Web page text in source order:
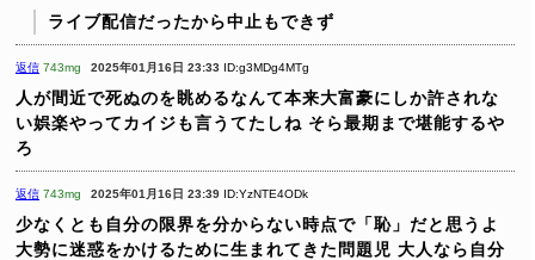
ライブ配信だったから中止もできず
返信 743mg 2025年01月16日 23:33 ID:g3MDg4MTg
人が間近で死ぬのを眺めるなんて本来大富豪にしか許されな
い娯楽やってカイジも言うてたしね そら最期まで堪能するや
ろ
返信 743mg 2025年01月16日 23:39 ID:YzNTE4ODk
少なくとも自分の限界を分からない時点で「恥」だと思うよ
大勢に迷惑をかけるために生まれてきた問題児 大人なら自分